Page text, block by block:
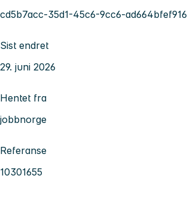
cd5b7acc-35d1-45c6-9cc6-ad664bfef916
Sist endret
29. juni 2026
Hentet fra
jobbnorge
Referanse
10301655